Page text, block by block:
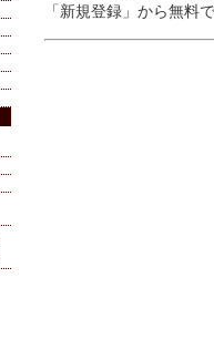
「新規登録」から無料